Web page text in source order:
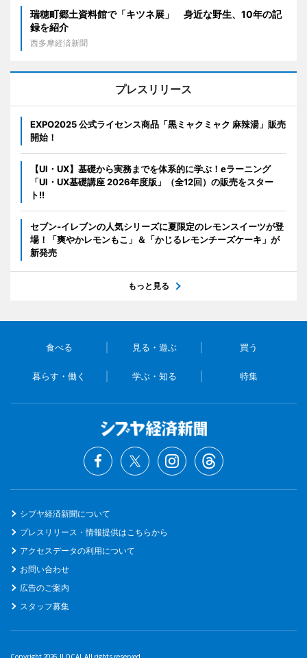
瑞穂町郷土資料館で「キツネ展」 身近な野生、10年の記
録を紹介
西多摩経済新聞
プレスリリース
EXPO2025 公式ライセンス商品「黒ミャクミャク 麻辣湯」販売
開始！
【UI・UX】基礎から実務までを体系的に学ぶ！eラーニング
「UI・UX基礎講座 2026年度版」（全12回）の販売をスター
ト!!
セブン‐イレブンの人気シリーズに夏限定のレモンスイーツが登
場！「爽やかレモンもこ」＆「かじるレモンチーズケーキ」が
新発売
もっと見る
食べる 見る・遊ぶ 買う
暮らす・働く 学ぶ・知る 特集
シブヤ経済新聞について
プレスリリース・情報提供はこちらから
アクセスデータの利用について
お問い合わせ
広告のご案内
スタッフ募集